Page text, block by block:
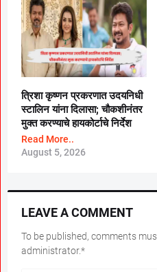
त्रिशा कृष्णन प्रकरणात उदयनिधी
स्टालिन यांना दिलासा; चौकशीनंतर
मुक्त करण्याचे हायकोर्टाचे निर्देश
Read More..
August 5, 2026
LEAVE A COMMENT
To be published, comments
administrator.*